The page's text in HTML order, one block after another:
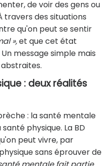
de voir des gens ou
travers des situations
qu'on peut se sentir
»,et que cet état
message simple mais
: deux réalités
: la santé mentale
physique. La BD
peut vivre, par
sans éprouver de